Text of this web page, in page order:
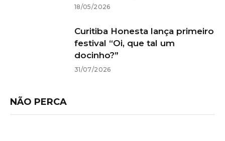
18/05/2026
Curitiba Honesta lança primeiro
festival “Oi, que tal um
docinho?”
31/07/2026
NÃO PERCA